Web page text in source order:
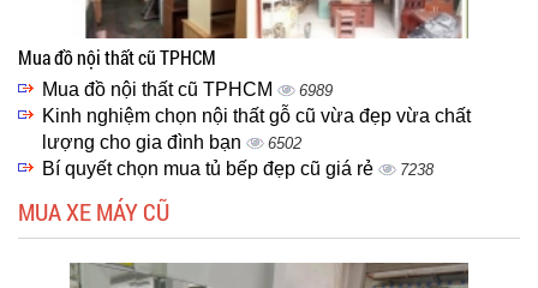
Mua đồ nội thất cũ TPHCM
Mua đồ nội thất cũ TPHCM 6989
Kinh nghiệm chọn nội thất gỗ cũ vừa đẹp vừa chất
lượng cho gia đình bạn
6502
Bí quyết chọn mua tủ bếp đẹp cũ giá rẻ 7238
MUA XE MÁY CŨ